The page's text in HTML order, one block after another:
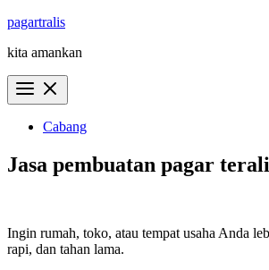
Skip
content
pagartralis
kita amankan
Cabang
Jasa pembuatan pagar
Ingin rumah, toko, atau tempat usaha Anda
rapi, dan tahan lama.